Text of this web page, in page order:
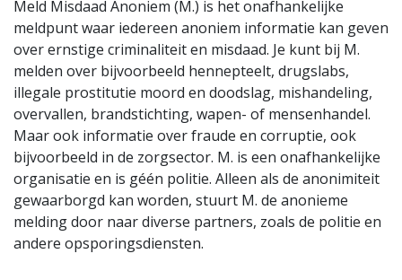
Meld Misdaad Anoniem (M.) is het onafhankelijke
meldpunt waar iedereen anoniem informatie kan geven
over ernstige criminaliteit en misdaad. Je kunt bij M.
melden over bijvoorbeeld hennepteelt, drugslabs,
illegale prostitutie moord en doodslag, mishandeling,
overvallen, brandstichting, wapen- of mensenhandel.
Maar ook informatie over fraude en corruptie, ook
bijvoorbeeld in de zorgsector. M. is een onafhankelijke
organisatie en is géén politie. Alleen als de anonimiteit
gewaarborgd kan worden, stuurt M. de anonieme
melding door naar diverse partners, zoals de politie en
andere opsporingsdiensten.